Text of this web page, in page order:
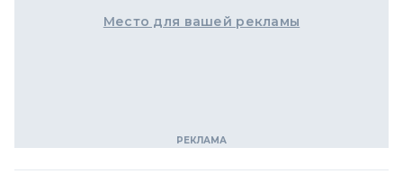
Место для вашей рекламы